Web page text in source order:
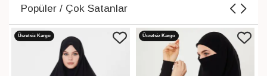
Popüler / Çok Satanlar
Ücretsiz Kargo Ücretsiz Kargo